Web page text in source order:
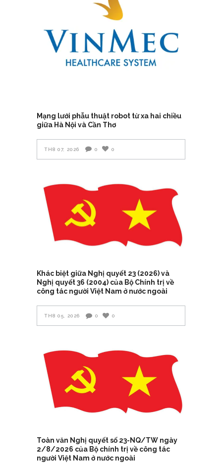
Mạng lưới phẫu thuật robot từ xa hai chiều
giữa Hà Nội và Cần Thơ
TH8 07, 2026 0 0
Khác biệt giữa Nghị quyết 23 (2026) và
Nghị quyết 36 (2004) của Bộ Chính trị về
công tác người Việt Nam ở nước ngoài
TH8 05, 2026 0 0
Toàn văn Nghị quyết số 23-NQ/TW ngày
2/8/2026 của Bộ chính trị về công tác
người Việt Nam ở nước ngoài